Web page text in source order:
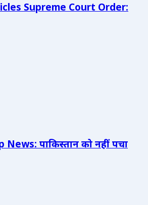
Supreme Court Order:
पाकिस्तान को नहीं पचा